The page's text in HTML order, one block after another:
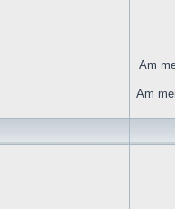
Am
Am